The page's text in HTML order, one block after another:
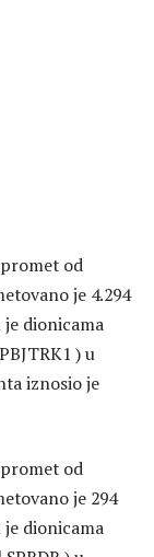
od
je 4.294
dionicama
) u
iznosio je
od
je 294
dionicama